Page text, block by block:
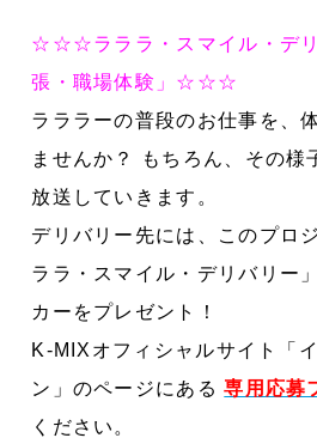
☆☆☆ラララ・スマイル・デリ
張・職場体験」☆☆☆
ラララーの普段のお仕事を、
ませんか？
もちろん、その様
放送していきます。
デリバリー先には、このプロ
ララ・スマイル・デリバリー
カーをプレゼント！
K-MIXオフィシャルサイト「
ン」のページにある専用応募
ください。